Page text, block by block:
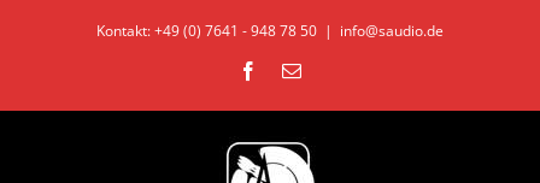
Kontakt: +49 (0) 7641 - 948 78 50 | info@saudio.de
Facebook
E-